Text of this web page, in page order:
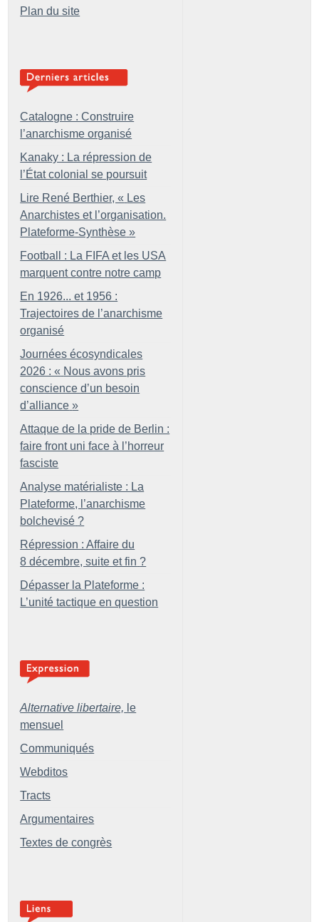
Plan du site
Catalogne : Construire
l’anarchisme organisé
Kanaky : La répression de
l’État colonial se poursuit
Lire René Berthier, « Les
Anarchistes et l’organisation.
Plateforme-Synthèse »
Football : La FIFA et les USA
marquent contre notre camp
En 1926... et 1956 :
Trajectoires de l’anarchisme
organisé
Journées écosyndicales
2026 : « Nous avons pris
conscience d’un besoin
d’alliance »
Attaque de la pride de Berlin :
faire front uni face à l’horreur
fasciste
Analyse matérialiste : La
Plateforme, l’anarchisme
bolchevisé ?
Répression : Affaire du
8 décembre, suite et fin ?
Dépasser la Plateforme :
L’unité tactique en question
Alternative libertaire, le
mensuel
Communiqués
Webditos
Tracts
Argumentaires
Textes de congrès